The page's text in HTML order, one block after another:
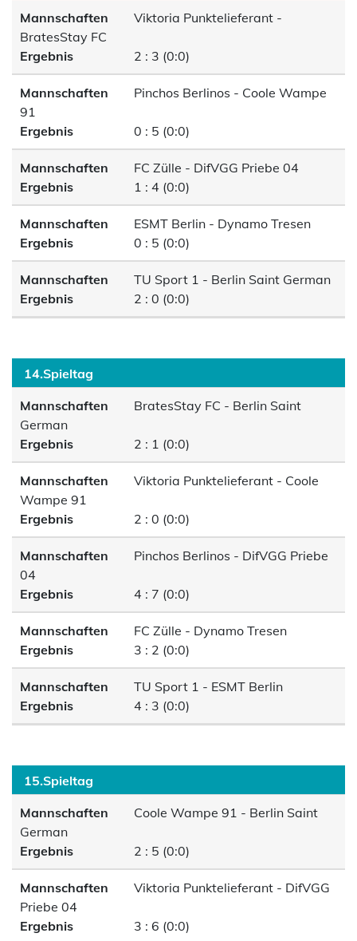
Mannschaften
Viktoria Punktelieferant -
BratesStay FC
Ergebnis
2 : 3 (0:0)
Mannschaften
Pinchos Berlinos - Coole Wampe
91
Ergebnis
0 : 5 (0:0)
Mannschaften
FC Zülle - DifVGG Priebe 04
Ergebnis
1 : 4 (0:0)
Mannschaften
ESMT Berlin - Dynamo Tresen
Ergebnis
0 : 5 (0:0)
Mannschaften
TU Sport 1 - Berlin Saint German
Ergebnis
2 : 0 (0:0)
14.Spieltag
Mannschaften
BratesStay FC - Berlin Saint
German
Ergebnis
2 : 1 (0:0)
Mannschaften
Viktoria Punktelieferant - Coole
Wampe 91
Ergebnis
2 : 0 (0:0)
Mannschaften
Pinchos Berlinos - DifVGG Priebe
04
Ergebnis
4 : 7 (0:0)
Mannschaften
FC Zülle - Dynamo Tresen
Ergebnis
3 : 2 (0:0)
Mannschaften
TU Sport 1 - ESMT Berlin
Ergebnis
4 : 3 (0:0)
15.Spieltag
Mannschaften
Coole Wampe 91 - Berlin Saint
German
Ergebnis
2 : 5 (0:0)
Mannschaften
Viktoria Punktelieferant - DifVGG
Priebe 04
Ergebnis
3 : 6 (0:0)